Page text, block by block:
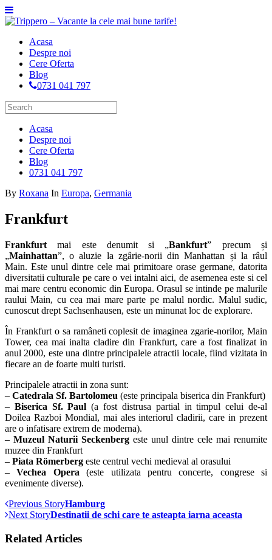
Acasa
Despre noi
Cere Oferta
Blog
0731 041 797
Acasa
Despre noi
Cere Oferta
Blog
0731 041 797
By Roxana In Europa, Germania
Frankfurt
Frankfurt mai este denumit si „Bankfurt” precum și
„Mainhattan”, o aluzie la zgârie-norii din Manhattan și la râul
Main. Este unul dintre cele mai primitoare orase germane, datorita
diversitatii culturale pe care o vei intalni aici, de asemenea este si cel
mai mare centru economic din Europa. Orasul se intinde pe malurile
raului Main, cu cea mai mare parte pe malul nordic. Malul sudic,
cunoscut drept Sachsenhausen, este un minunat loc de explorare.
În Frankfurt o sa ramâneti coplesit de imaginea zgarie-norilor, Main
Tower, cea mai inalta cladire din Frankfurt, care a fost finalizat in
anul 2000, este una dintre principalele atractii locale, fiind vizitata in
fiecare an de foarte multi turisti.
Principalele atractii in zona sunt:
– Catedrala Sf. Bartolomeu (este principala biserica din Frankfurt)
– Biserica Sf. Paul (a fost distrusa partial in timpul celui de-al
Doilea Razboi Mondial, mai ales interiorul cladirii, care in prezent
are o infatisare extrem de moderna).
– Muzeul Naturii Seckenberg este unul dintre cele mai renumite
muzee din Frankfurt
– Piata Römerberg este centrul vechi medieval al orasului
–Vechea Opera (este utilizata pentru concerte, congrese si
evenimente diverse).
Previous StoryHamburg
Next StoryDestinatii de schi care te asteapta iarna aceasta
Related Articles